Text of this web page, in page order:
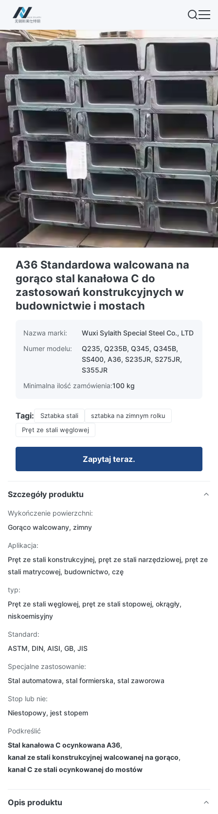
A36 Standardowa walcowana na
gorąco stal kanałowa C do
zastosowań konstrukcyjnych w
budownictwie i mostach
Nazwa marki:
Wuxi Sylaith Special Steel Co., LTD
Numer modelu:
Q235, Q235B, Q345, Q345B,
SS400, A36, S235JR, S275JR,
S355JR
Minimalna ilość zamówienia:100 kg
Tagi: Sztabka stali
sztabka na zimnym rolku
Pręt ze stali węglowej
Zapytaj teraz.
Szczegóły produktu
Wykończenie powierzchni:
Gorąco walcowany, zimny
Aplikacja:
Pręt ze stali konstrukcyjnej, pręt ze stali narzędziowej, pręt ze
stali matrycowej, budownictwo, czę
typ:
Pręt ze stali węglowej, pręt ze stali stopowej, okrągły,
niskoemisyjny
Standard:
ASTM, DIN, AISI, GB, JIS
Specjalne zastosowanie:
Stal automatowa, stal formierska, stal zaworowa
Stop lub nie:
Niestopowy, jest stopem
Podkreślić
Stal kanałowa C ocynkowana A36,
kanał ze stali konstrukcyjnej walcowanej na gorąco,
kanał C ze stali ocynkowanej do mostów
Opis produktu